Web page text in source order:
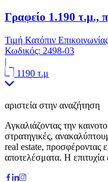
Γραφείο 1.190 τ.μ.,
Τιμή Κατόπιν Επικοινωνίας
Κωδικός: 2498-03
|
1190 τ.μ
αριστεία στην αναζήτηση
Αγκαλιάζοντας την
στρατηγικές,
real estate, προσφέροντας
αποτελέσματα. Η επιτυχία